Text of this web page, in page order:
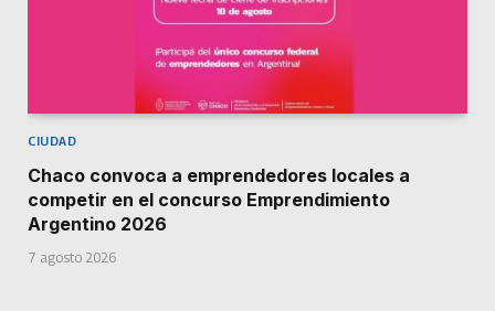
CIUDAD
Chaco convoca a emprendedores locales a
competir en el concurso Emprendimiento
Argentino 2026
7 agosto 2026